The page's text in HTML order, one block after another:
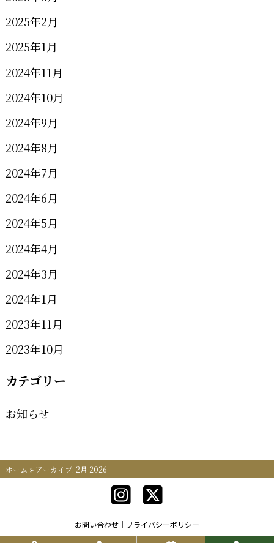
2025年2月
2025年1月
2024年11月
2024年10月
2024年9月
2024年8月
2024年7月
2024年6月
2024年5月
2024年4月
2024年3月
2024年1月
2023年11月
2023年10月
カテゴリー
お知らせ
ホーム » アーカイブ: 2月 2026
お問い合わせ プライバシーポリシー